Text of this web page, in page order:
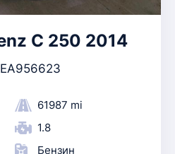
C 250 2014
61987 mi
1.8
Бензин